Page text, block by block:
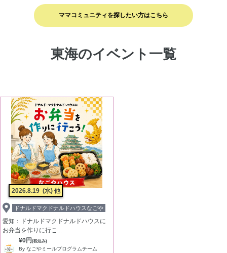
ママコミュニティを探したい方はこちら
東海のイベント一覧
2026.8.19 (水) 他
ドナルドマクドナルドハウスなごや
愛知：ドナルドマクドナルドハウスに
お弁当を作りに行こ...
¥0円 (税込み)
By なごやミールプログラムチーム